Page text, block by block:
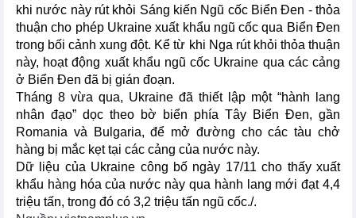
khi nước này rút khỏi Sáng kiến Ngũ cốc Biển Đen - thỏa
thuận cho phép Ukraine xuất khẩu ngũ cốc qua Biển Đen
trong bối cảnh xung đột. Kể từ khi Nga rút khỏi thỏa thuận
này, hoạt động xuất khẩu ngũ cốc Ukraine qua các cảng
ở Biển Đen đã bị gián đoạn.
Tháng 8 vừa qua, Ukraine đã thiết lập một “hành lang
nhân đạo” dọc theo bờ biển phía Tây Biển Đen, gần
Romania và Bulgaria, để mở đường cho các tàu chở
hàng bị mắc kẹt tại các cảng của nước này.
Dữ liệu của Ukraine công bố ngày 17/11 cho thấy xuất
khẩu hàng hóa của nước này qua hành lang mới đạt 4,4
triệu tấn, trong đó có 3,2 triệu tấn ngũ cốc./.